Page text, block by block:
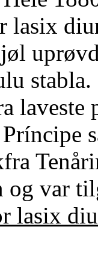
lasix
laveste
og var
lasix